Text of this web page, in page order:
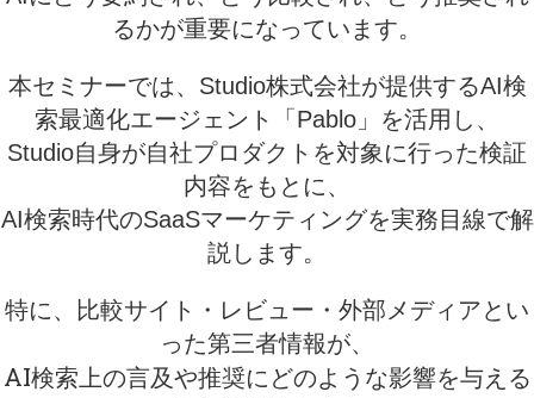
るかが重要になっています。
本セミナーでは、Studio株式会社が提供するAI検
索最適化エージェント「Pablo」を活用し、
Studio自身が自社プロダクトを対象に行った検証
内容をもとに、
AI検索時代のSaaSマーケティングを実務目線で解
説します。
特に、比較サイト・レビュー・外部メディアとい
った第三者情報が、
AI検索上の言及や推奨にどのような影響を与える